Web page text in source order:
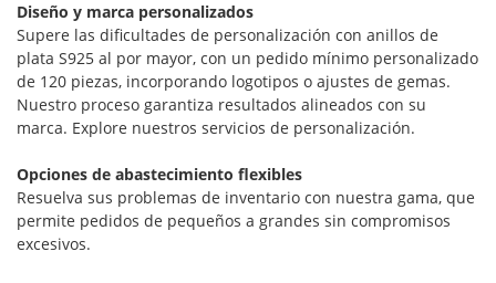
Diseño y marca personalizados
Supere las dificultades de personalización con anillos de
plata S925 al por mayor, con un pedido mínimo personalizado
de 120 piezas, incorporando logotipos o ajustes de gemas.
Nuestro proceso garantiza resultados alineados con su
marca. Explore nuestros servicios de personalización.
Opciones de abastecimiento flexibles
Resuelva sus problemas de inventario con nuestra gama, que
permite pedidos de pequeños a grandes sin compromisos
excesivos.